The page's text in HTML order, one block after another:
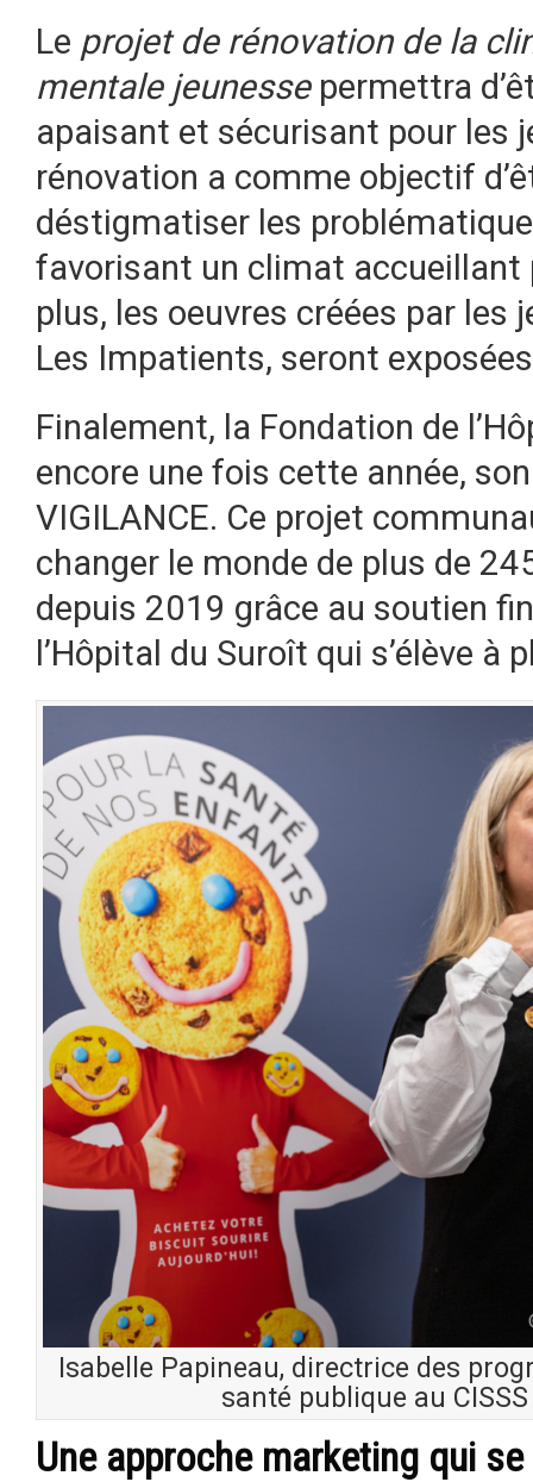
Le projet de rénovation de la
mentale jeunessepermettra
apaisant et sécurisant pour les
rénovation a comme objectif
déstigmatiser les
favorisant un climat accueillant
plus, les oeuvres créées par les
Les Impatients, seront
Finalement, la Fondation de
encore une fois cette année,
VIGILANCE. Ce projet
changer le monde de plus de
depuis 2019 grâce au soutien
l’Hôpital du Suroît qui s’élève à
Isabelle Papineau, directrice des
santé publique au
Une approche marketing qui